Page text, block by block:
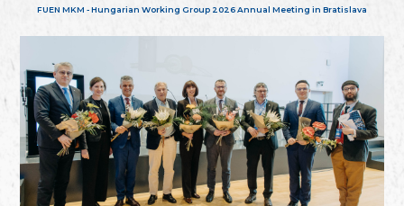
FUEN MKM - Hungarian Working Group 2026 Annual Meeting in Bratislava